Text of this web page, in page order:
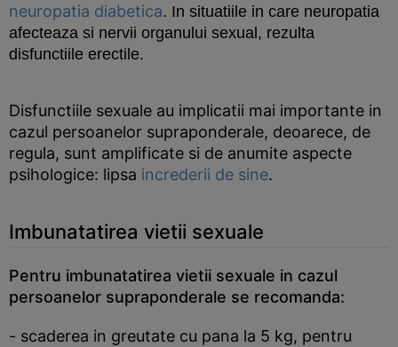
neuropatia diabetica. In situatiile in care neuropatia
afecteaza si nervii organului sexual, rezulta
disfunctiile erectile.
Disfunctiile sexuale au implicatii mai importante in
cazul persoanelor supraponderale, deoarece, de
regula, sunt amplificate si de anumite aspecte
psihologice: lipsa increderii de sine.
Imbunatatirea vietii sexuale
Pentru imbunatatirea vietii sexuale in cazul
persoanelor supraponderale se recomanda:
- scaderea in greutate cu pana la 5 kg, pentru